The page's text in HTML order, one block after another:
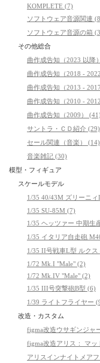
KOMPLETE (7)
ソフトウェア音源関連
ソフトウェア音源の箱
その他総合
曲作成告知（2023 以降
曲作成告知（2018 -
曲作成告知（2013 -
曲作成告知（2010 -
曲作成告知（2009） (41)
サントラ・ＣＤ紹介 (29)
セール関連（音楽） (14)
音楽雑記 (30)
模型・フィギュア
スケールモデル
1/35 40/43M ズリーニ
1/35 SU-85M (7)
1/35 ヘッツァー 中期生
1/35 イタリア自走砲
1/35 II号戦車L型 ルクス
1/72 Mk.I "Male" (2)
1/72 Mk.IV "Male" (2)
1/35 III号突撃砲B型 (6)
1/39 ライトフライヤー
改造・カスタム
figma改造ウサギンジャ
figma改造アリス： マ
アリスインナイトメア